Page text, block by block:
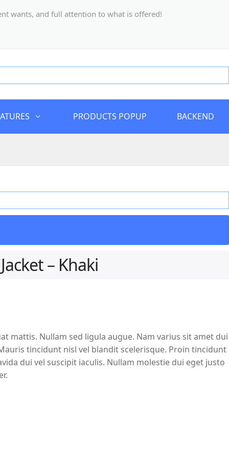
wants, and full attention to what is offered!
PRODUCTS POPUP BACKEND
– Khaki
mattis. Nullam sed ligula augue. Nam varius sit amet dui
tincidunt nisl vel blandit scelerisque. Proin tincidunt
dui vel suscipit iaculis. Nullam molestie dui eget justo